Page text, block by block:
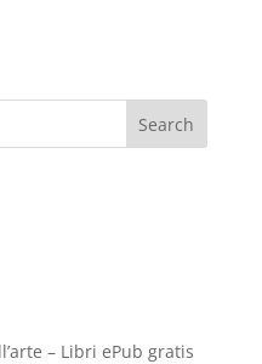
Search
– Libri ePub gratis